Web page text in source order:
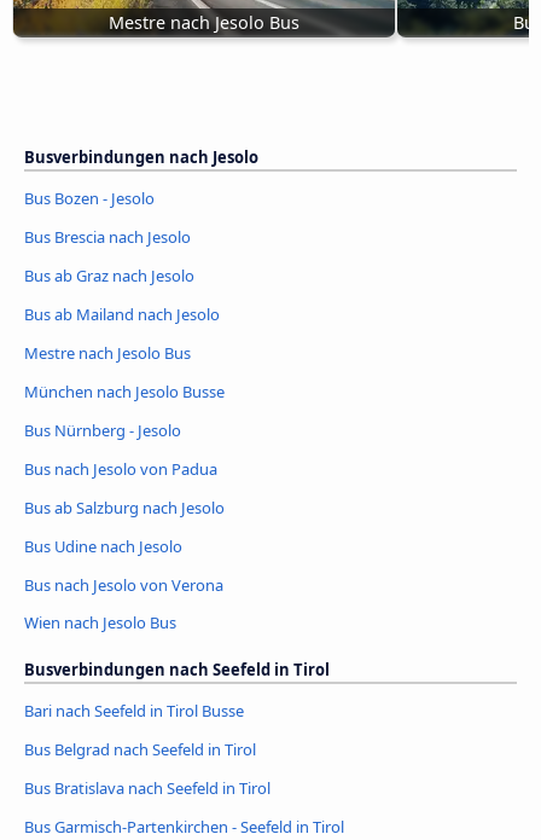
Mestre nach Jesolo Bus
Busverbindungen nach Jesolo
Bus Bozen - Jesolo
Bus Brescia nach Jesolo
Bus ab Graz nach Jesolo
Bus ab Mailand nach Jesolo
Mestre nach Jesolo Bus
München nach Jesolo Busse
Bus Nürnberg - Jesolo
Bus nach Jesolo von Padua
Bus ab Salzburg nach Jesolo
Bus Udine nach Jesolo
Bus nach Jesolo von Verona
Wien nach Jesolo Bus
Busverbindungen nach Seefeld in Tirol
Bari nach Seefeld in Tirol Busse
Bus Belgrad nach Seefeld in Tirol
Bus Bratislava nach Seefeld in Tirol
Bus Garmisch-Partenkirchen - Seefeld in Tirol